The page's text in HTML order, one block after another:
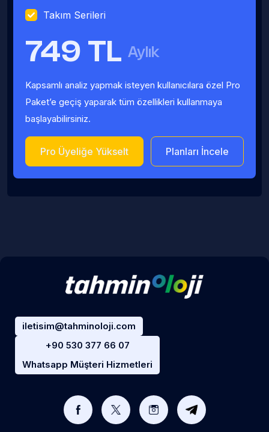
Takım Serileri
749 TL Aylık
Kapsamlı analiz yapmak isteyen kullanıcılara özel Pro
Paket’e geçiş yaparak tüm özellikleri kullanmaya
başlayabilirsiniz.
Pro Üyeliğe Yükselt Planları İncele
iletisim@tahminoloji.com
+90 530 377 66 07
Whatsapp Müşteri Hizmetleri